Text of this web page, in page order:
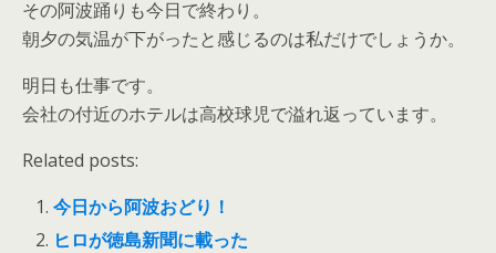
その阿波踊りも今日で終わり。
朝夕の気温が下がったと感じるのは私だけでしょうか。
明日も仕事です。
会社の付近のホテルは高校球児で溢れ返っています。
Related posts:
今日から阿波おどり！
ヒロが徳島新聞に載った